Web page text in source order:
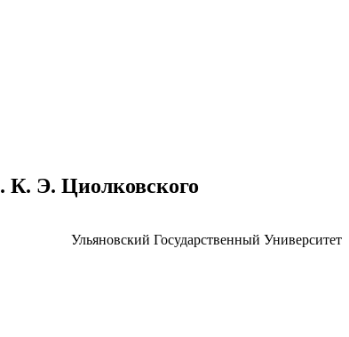
К. Э. Циолковского
Ульяновский Государственный Университет